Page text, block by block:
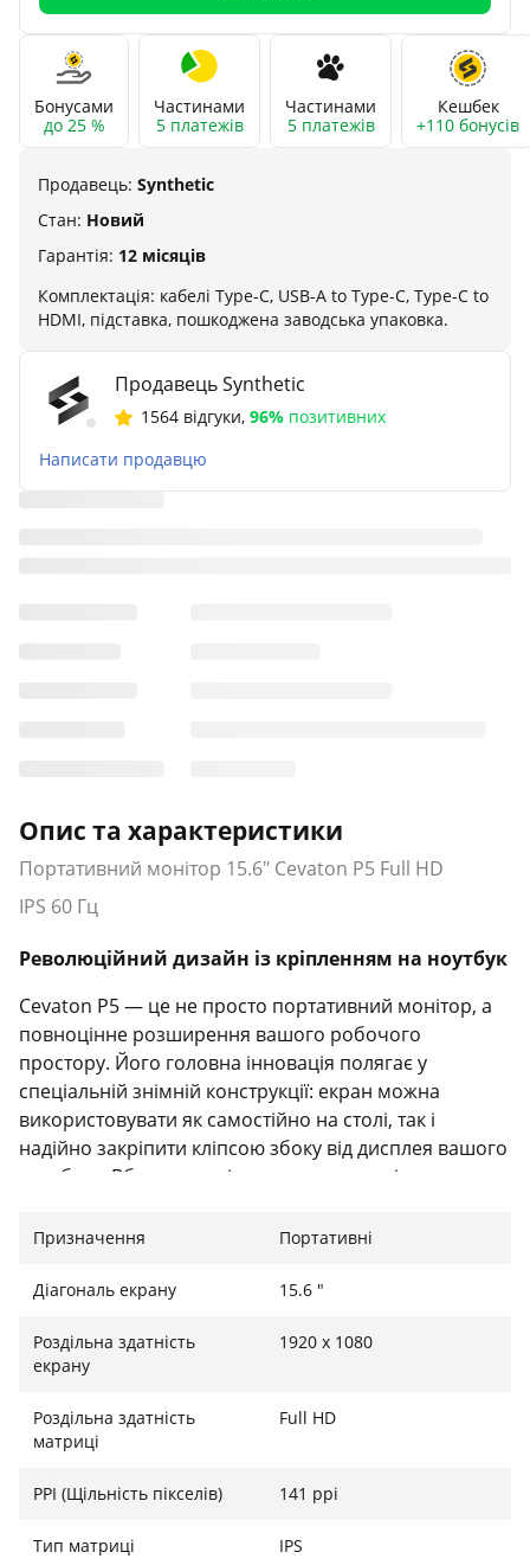
Бонусами
до 25 %
Частинами
5 платежів
Частинами
5 платежів
Кешбек
+110 бонусів
Продавець: Synthetic
Стан: Новий
Гарантія: 12 місяців
Комплектація: кабелі Type-C, USB-A to Type-C, Type-C to
HDMI, підставка, пошкоджена заводська упаковка.
Продавець Synthetic
1564 відгуки, 96% позитивних
Написати продавцю
Опис та характеристики
Портативний монітор 15.6" Cevaton P5 Full HD
IPS 60 Гц
Революційний дизайн із кріпленням на ноутбук
Cevaton P5 — це не просто портативний монітор, а
повноцінне розширення вашого робочого
простору. Його головна інновація полягає у
спеціальній знімній конструкції: екран можна
використовувати як самостійно на столі, так і
надійно закріпити кліпсою збоку від дисплея вашого
ноутбука. Вбудована підставка з можливістю
монітор як у горизонтальному (альбомному), так і у
ідеально підходить для програмування, читання чи
Кришталева чіткість та соковиті кольори
Монітор оснащений 15.6-дюймовою IPS-матрицею з
роздільною здатністю Full HD (1920x1080). Глянцева
колірним охопленням 85% (80% NTSC) робить
З кутами огляду 178° картинка не втрачає своєї
Призначення Портативні
Діагональ екрану 15.6 "
Роздільна здатність
екрану
1920 х 1080
Роздільна здатність
матриці
Full HD
PPI (Щільність пікселів) 141 ppi
Тип матриці IPS